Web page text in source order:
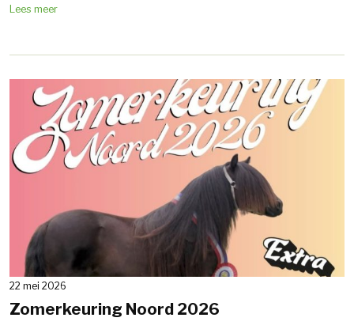
Lees meer
22 mei 2026
Zomerkeuring Noord 2026